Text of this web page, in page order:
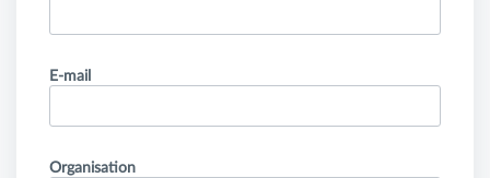
E-mail
Organisation